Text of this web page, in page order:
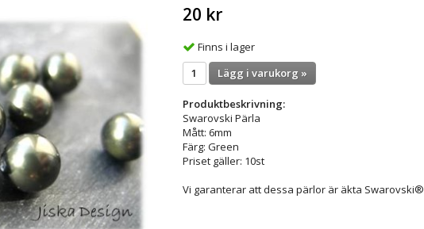
20 kr
Finns i lager
Lägg i varukorg »
Produktbeskrivning:
Swarovski Pärla
Mått: 6mm
Färg: Green
Priset gäller: 10st
Vi garanterar att dessa pärlor är äkta Swarovski®